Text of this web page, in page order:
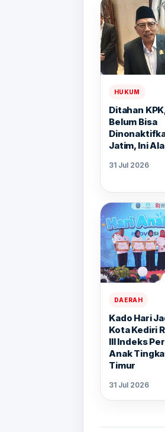
HUKUM
Ditahan
Belum Bisa
Jatim, Ini
31 Jul 2026
DAERAH
Kado Hari
Kota Kediri
III Indeks
Anak
Timur
31 Jul 2026